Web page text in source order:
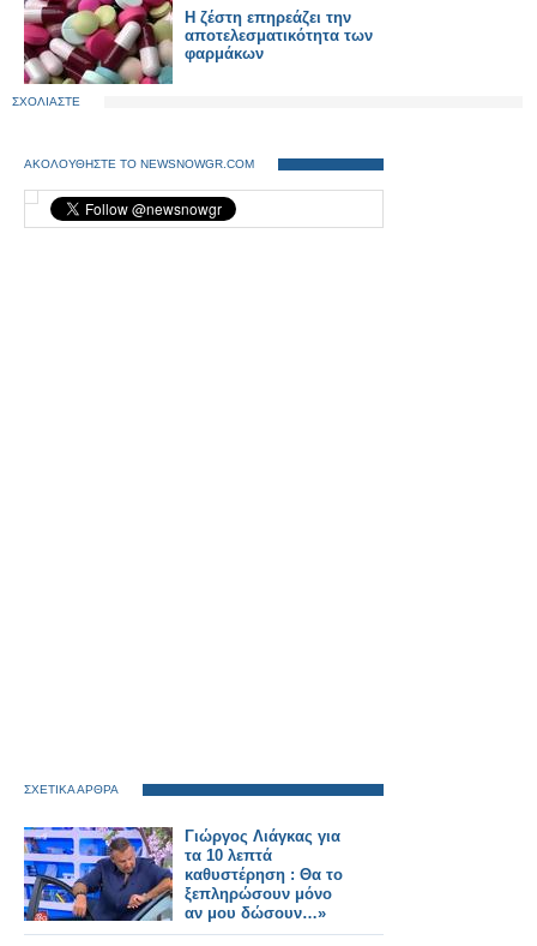
Η ζέστη επηρεάζει την
αποτελεσματικότητα των
φαρμάκων
ΣΧΟΛΙΑΣΤΕ
ΑΚΟΛΟΥΘΗΣΤΕ ΤΟ NEWSNOWGR.COM
ΣΧΕΤΙΚΑ ΑΡΘΡΑ
Γιώργος Λιάγκας για
τα 10 λεπτά
καθυστέρηση : Θα το
ξεπληρώσουν μόνο
αν μου δώσουν…»